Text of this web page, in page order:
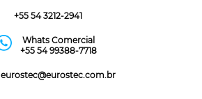
+55 54 3212-2941
Whats Comercial
+55 54 99388-7718
eurostec@eurostec.com.br